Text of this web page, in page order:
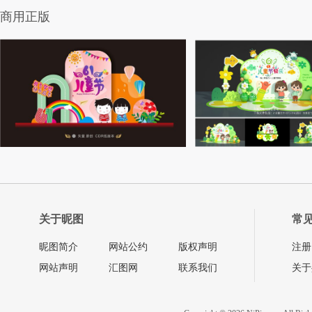
商用正版
关于昵图
昵图简介
网站声明
网站公约
汇图网
版权声明
联系我们
常
注册
关